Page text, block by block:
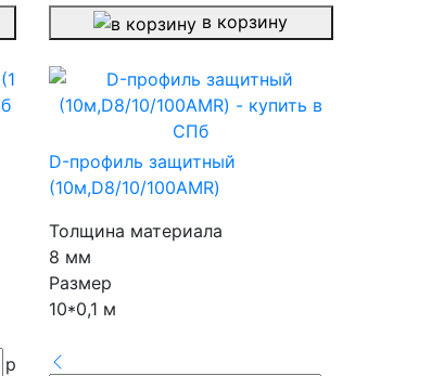
в корзину
р
D-профиль защитный
(10м,D8/10/100AMR)
Толщина материала
8 мм
Размер
10*0,1 м